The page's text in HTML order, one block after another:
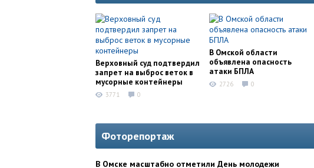
Верховный суд подтвердил
запрет на выброс веток в
мусорные контейнеры
3771 0
В Омской области
объявлена опасность
атаки БПЛА
2726 0
Фоторепортаж
В Омске масштабно отметили День молодежи